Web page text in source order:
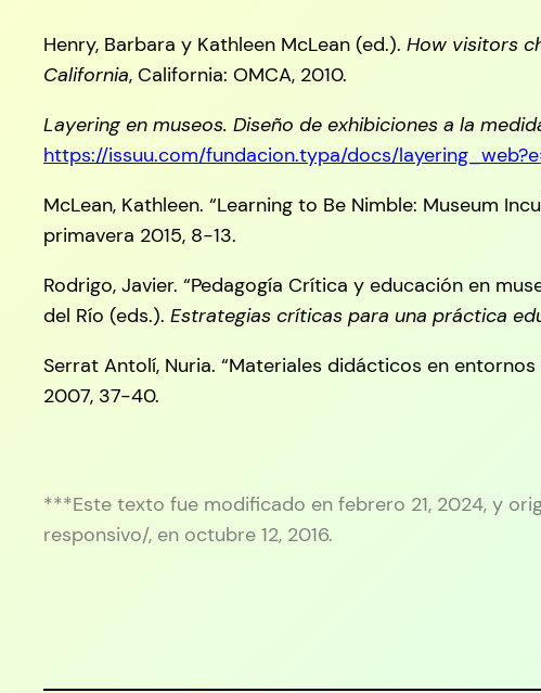
Henry, Barbara y Kathleen McLean (ed.). How visitors
California, California: OMCA, 2010.
Layering en museos. Diseño de exhibiciones a la
https://issuu.com/fundacion.typa/docs/
McLean, Kathleen. “Learning to Be Nimble: Museum
primavera 2015, 8-13.
Rodrigo, Javier. “Pedagogía Crítica y educación en
del Río (eds.). Estrategias críticas para una práctica
Serrat Antolí, Nuria. “Materiales didácticos en
2007, 37-40.
***Este texto fue modificado en febrero 21, 2024, y
responsivo/, en octubre 12, 2016.